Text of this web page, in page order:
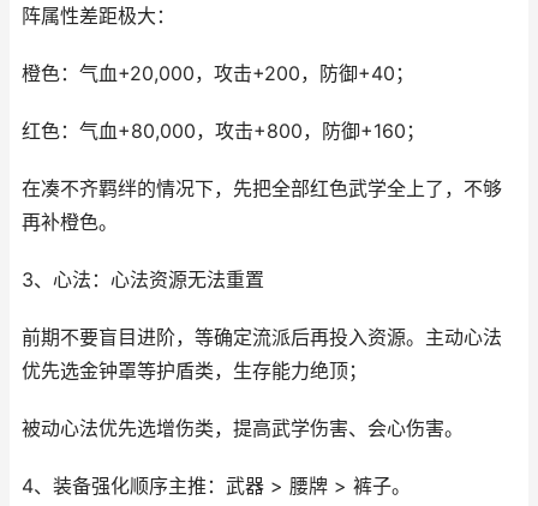
阵属性差距极大：
橙色：气血+20,000，攻击+200，防御+40；
红色：气血+80,000，攻击+800，防御+160；
在凑不齐羁绊的情况下，先把全部红色武学全上了，不够
再补橙色。
3、心法：心法资源无法重置
前期不要盲目进阶，等确定流派后再投入资源。主动心法
优先选金钟罩等护盾类，生存能力绝顶；
被动心法优先选增伤类，提高武学伤害、会心伤害。
4、装备强化顺序主推：武器 > 腰牌 > 裤子。